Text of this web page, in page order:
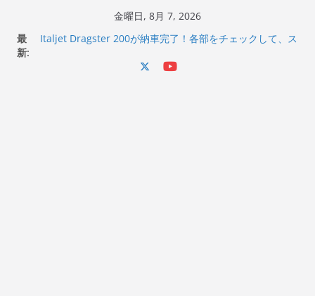
金曜日, 8月 7, 2026
最
新:
Italjet Dragster 200が納車完了！各部をチェックして、ス